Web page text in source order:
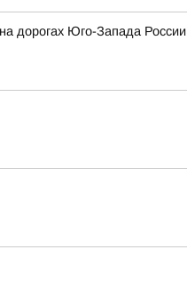
дорогах Юго-Запада России